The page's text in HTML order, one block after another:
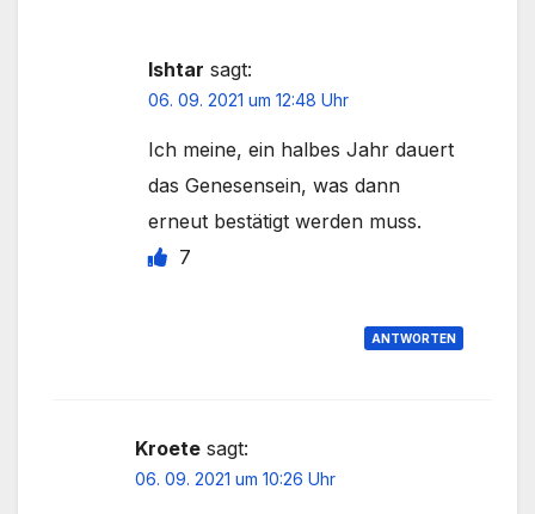
Ishtar sagt:
06. 09. 2021 um 12:48 Uhr
Ich meine, ein halbes Jahr dauert
das Genesensein, was dann
erneut bestätigt werden muss.
7
ANTWORTEN
Kroete sagt:
06. 09. 2021 um 10:26 Uhr